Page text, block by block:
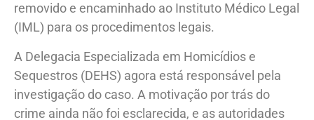
removido e encaminhado ao Instituto Médico Legal
(IML) para os procedimentos legais.
A Delegacia Especializada em Homicídios e
Sequestros (DEHS) agora está responsável pela
investigação do caso. A motivação por trás do
crime ainda não foi esclarecida, e as autoridades